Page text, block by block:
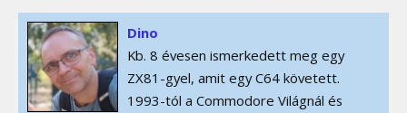
Dino
Kb. 8 évesen ismerkedett meg egy
ZX81-gyel, amit egy C64 követett.
1993-tól a Commodore Világnál és